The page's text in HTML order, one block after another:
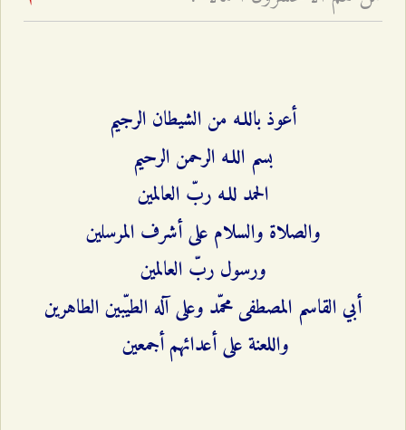
أعوذ باللـه من الشيطان الرجيم
بسم اللـه الرحمن الرحيم
الحمد للـه ربّ العالمين
والصلاة والسلام على أشرف المرسلين
ورسول ربّ العالمين
أبي القاسم المصطفى محمّد وعلى آله الطيّبين الطاهرين
واللعنة على أعدائهم أجمعين